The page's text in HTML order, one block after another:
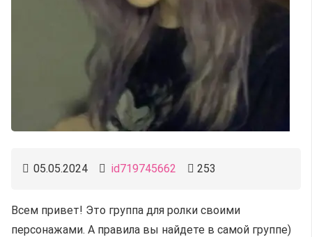
05.05.2024 id719745662 253
Всем привет! Это группа для ролки своими
персонажами. А правила вы найдете в самой группе)